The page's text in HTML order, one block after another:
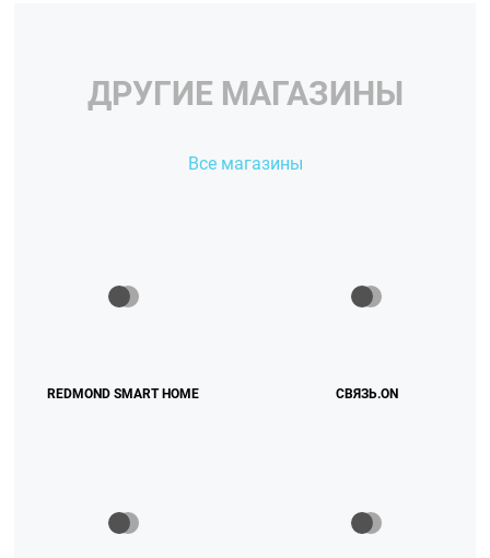
ДРУГИЕ МАГАЗИНЫ
Все магазины
REDMOND SMART HOME СВЯЗЬ.ON